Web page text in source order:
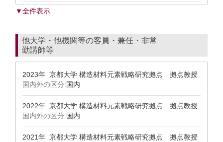
▼全件表示
他大学・他機関等の客員・兼任・非常
勤講師等
2023年 京都大学 構造材料元素戦略研究拠点 拠点教授
国内外の区分:国内
2022年 京都大学 構造材料元素戦略研究拠点 拠点教授
国内外の区分:国内
2021年 京都大学 構造材料元素戦略研究拠点 拠点教授